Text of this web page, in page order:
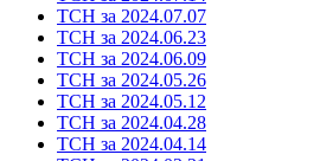
ТСН за 2024.07.07
ТСН за 2024.06.23
ТСН за 2024.06.09
ТСН за 2024.05.26
ТСН за 2024.05.12
ТСН за 2024.04.28
ТСН за 2024.04.14